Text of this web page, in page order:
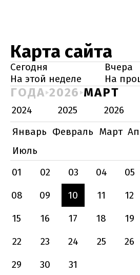
Карта сайта
Сегодня
Вчера
На этой неделе
На
ГОДА 2026 МАРТ
2024 2025
2026
Январь Февраль Март
Июль
01
02 03 04 05
08
09 10 11 12
15
16 17 18 19
22
23 24 25 26
29
30 31